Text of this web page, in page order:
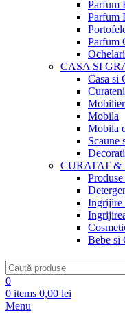
Parfum
Parfum
Parfum
CASA SI
Casa si
Mobila
Mobila
Scaune
CURATAT &
Ingrijire
Bebe si
0
0 items 0,00 lei
Menu